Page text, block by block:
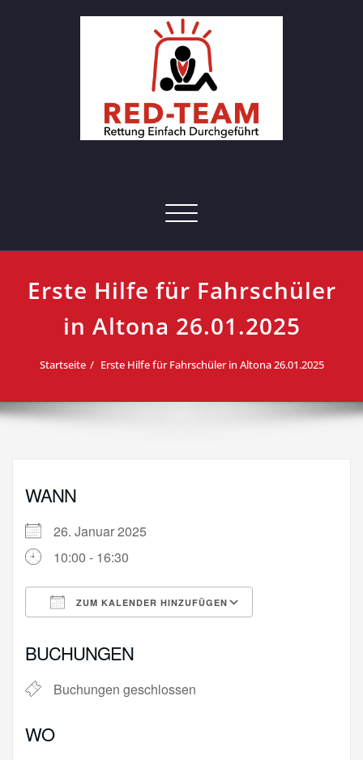
Hamburg
Toggle navigation
Erste Hilfe für Fahrschüler
in Altona 26.01.2025
Startseite Erste Hilfe für Fahrschüler in Altona 26.01.2025
WANN
26. Januar 2025
10:00 - 16:30
ZUM KALENDER HINZUFÜGEN
BUCHUNGEN
Buchungen geschlossen
WO